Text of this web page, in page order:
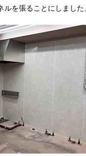
ルを張ることにしました